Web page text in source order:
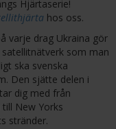
Hjärtaserie!
hos oss.
varje drag Ukraina gör
som man
ska svenska
Den sjätte delen i
dig med från
New Yorks
stränder.